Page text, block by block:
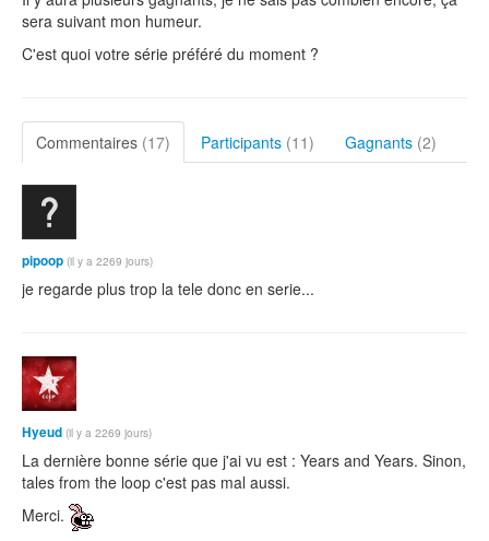
sera suivant mon humeur.
C'est quoi votre série préféré du moment ?
Commentaires (17) Participants (11) Gagnants (2)
pipoop (il y a 2269 jours)
je regarde plus trop la tele donc en serie...
Hyeud (il y a 2269 jours)
La dernière bonne série que j'ai vu est : Years and Years. Sinon,
tales from the loop c'est pas mal aussi.
Merci.